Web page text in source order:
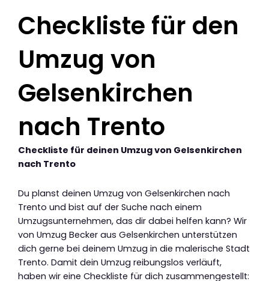
Checkliste für den
Umzug von
Gelsenkirchen
nach Trento
Checkliste für deinen Umzug von Gelsenkirchen
nach Trento
Du planst deinen Umzug von Gelsenkirchen nach
Trento und bist auf der Suche nach einem
Umzugsunternehmen, das dir dabei helfen kann? Wir
von Umzug Becker aus Gelsenkirchen unterstützen
dich gerne bei deinem Umzug in die malerische Stadt
Trento. Damit dein Umzug reibungslos verläuft,
haben wir eine Checkliste für dich zusammengestellt: